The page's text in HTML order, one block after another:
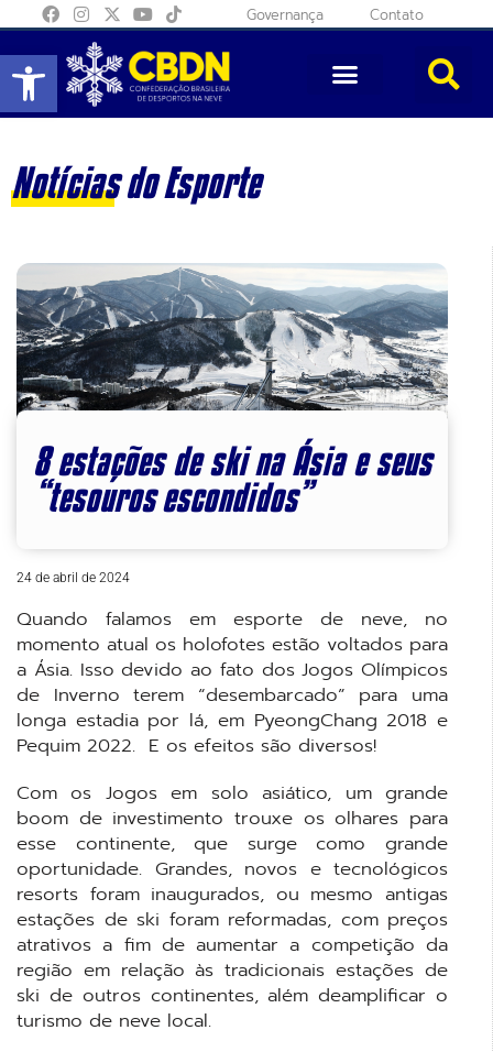
Abrir a barra de ferramentas
Governança Contato
Notícias do Esporte
8 estações de ski na Ásia e seus
“tesouros escondidos”
24 de abril de 2024
Quando falamos em esporte de neve, no
momento atual os holofotes estão voltados para
a Ásia. Isso devido ao fato dos Jogos Olímpicos
de Inverno terem “desembarcado” para uma
longa estadia por lá, em PyeongChang 2018 e
Pequim 2022. E os efeitos são diversos!
Com os Jogos em solo asiático, um grande
boom de investimento trouxe os olhares para
esse continente, que surge como grande
oportunidade. Grandes, novos e tecnológicos
resorts foram inaugurados, ou mesmo antigas
estações de ski foram reformadas, com preços
atrativos a fim de aumentar a competição da
região em relação às tradicionais estações de
ski de outros continentes, além deamplificar o
turismo de neve local.